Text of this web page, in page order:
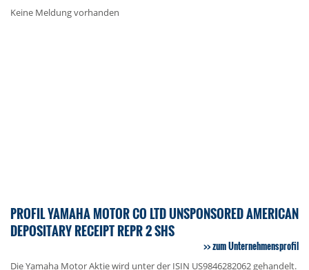
Keine Meldung vorhanden
PROFIL YAMAHA MOTOR CO LTD UNSPONSORED AMERICAN
DEPOSITARY RECEIPT REPR 2 SHS
zum Unternehmensprofil
Die Yamaha Motor Aktie wird unter der ISIN US9846282062 gehandelt.